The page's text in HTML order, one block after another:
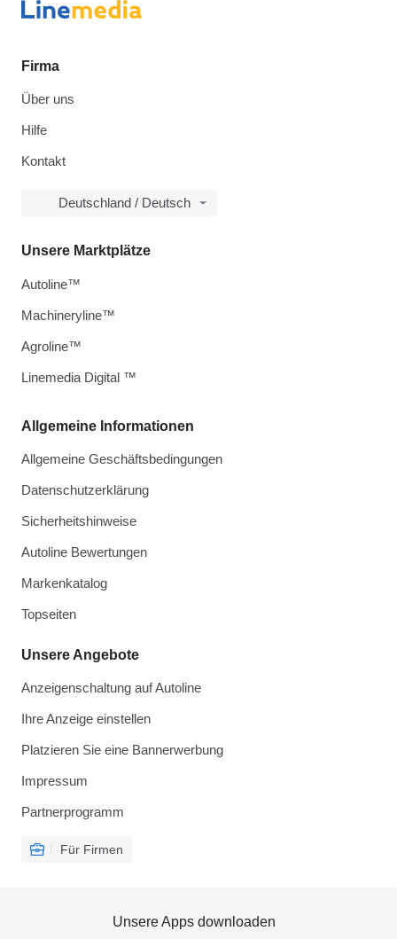
Firma
Über uns
Hilfe
Kontakt
Deutschland / Deutsch
Allgemeine Informationen
Allgemeine Geschäftsbedingungen
Datenschutzerklärung
Sicherheitshinweise
Autoline Bewertungen
Markenkatalog
Topseiten
Unsere Angebote
Anzeigenschaltung auf Autoline
Ihre Anzeige einstellen
Platzieren Sie eine Bannerwerbung
Impressum
Partnerprogramm
Für Firmen
Unsere Marktplätze
Autoline™
Machineryline™
Agroline™
Linemedia Digital ™
Unsere Apps downloaden